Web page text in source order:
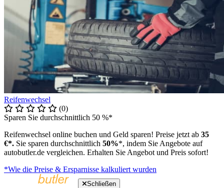
Reifenwechsel
(0)
Sparen Sie durchschnittlich 50 %*
Reifenwechsel online buchen und Geld sparen! Preise jetzt ab 35
€*. Sie sparen durchschnittlich 50%*, indem Sie Angebote auf
autobutler.de vergleichen. Erhalten Sie Angebot und Preis sofort!
*Wie die Preise & Ersparnisse kalkuliert wurden
Schließen